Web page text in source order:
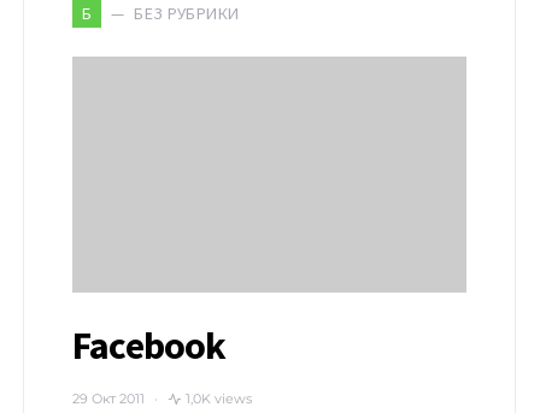
Б БЕЗ РУБРИКИ
Facebook
29 Окт 2011 1,0K views